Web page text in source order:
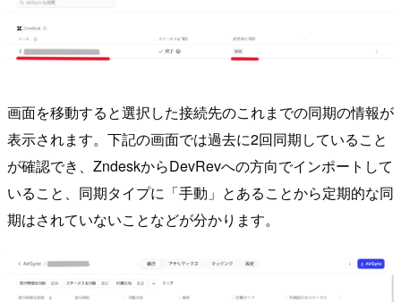
画面を移動すると選択した接続先のこれまでの同期の情報が
表示されます。下記の画面では過去に2回同期していること
が確認でき、ZndeskからDevRevへの方向でインポートして
いること、同期タイプに「手動」とあることから定期的な同
期はされていないことなどが分かります。